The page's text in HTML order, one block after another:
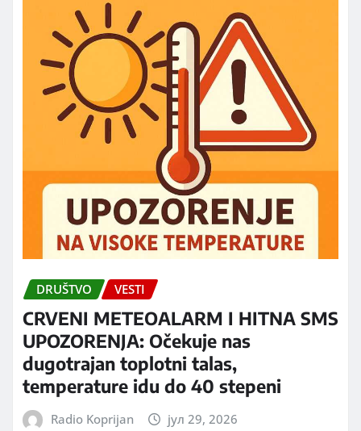
DRUŠTVO VESTI
CRVENI METEOALARM I HITNA SMS
UPOZORENJA: Očekuje nas
dugotrajan toplotni talas,
temperature idu do 40 stepeni
Radio Koprijan јул 29, 2026